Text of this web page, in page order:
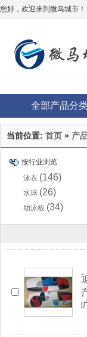
您好，欢迎来到微马城市！
全部产品分
当前位置: 首页 » 产
按行业浏览
泳衣 (146)
水球 (26)
助泳板 (34)
[